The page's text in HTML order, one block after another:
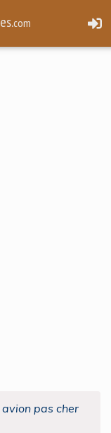
com
pas cher